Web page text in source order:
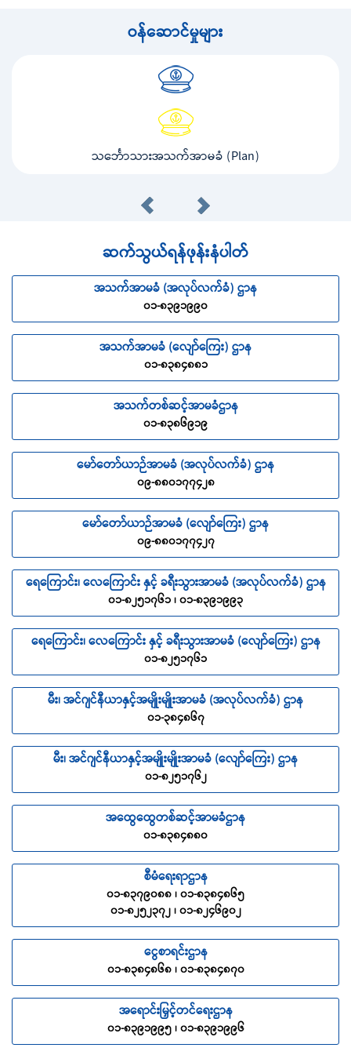
ဝန်ဆောင်မှုများ
သင်္ဘောသားအသက်အာမခံ (Plan)
ဆက်သွယ်ရန်ဖုန်းနံပါတ်
အသက်အာမခံ (အလုပ်လက်ခံ) ဌာန
၀၁-၈၃၉၁၉၉၀
အသက်အာမခံ (လျော်ကြေး) ဌာန
၀၁-၈၃၈၄၈၈၁
အသက်တစ်ဆင့်အာမခံဌာန
၀၁-၈၃၈၆၉၁၉
မော်တော်ယာဉ်အာမခံ (အလုပ်လက်ခံ) ဌာန
၀၉-၈၈၀၁၇၇၄၂၈
မော်တော်ယာဉ်အာမခံ (လျော်ကြေး) ဌာန
၀၉-၈၈၀၁၇၇၄၂၇
ရေကြောင်း၊ လေကြောင်း နှင့် ခရီးသွားအာမခံ (အလုပ်လက်ခံ) ဌာန
၀၁-၈၂၅၁၇၆၁ ၊ ၀၁-၈၃၉၁၉၉၃
ရေကြောင်း၊ လေကြောင်း နှင့် ခရီးသွားအာမခံ (လျော်ကြေး) ဌာန
၀၁-၈၂၅၁၇၆၁
မီး၊ အင်ဂျင်နီယာနှင့်အမျိုးမျိုးအာမခံ (အလုပ်လက်ခံ) ဌာန
၀၁-၃၈၄၈၆၇
မီး၊ အင်ဂျင်နီယာနှင့်အမျိုးမျိုးအာမခံ (လျော်ကြေး) ဌာန
၀၁-၈၂၅၁၇၆၂
အထွေထွေတစ်ဆင့်အာမခံဌာန
၀၁-၈၃၈၄၈၈၀
စီမံရေးရာဌာန
၀၁-၈၃၇၉၀၈၈ ၊ ၀၁-၈၃၈၄၈၆၅
၀၁-၈၂၅၂၃၇၂ ၊ ၀၁-၈၂၄၆၉၀၂
ငွေစာရင်းဌာန
၀၁-၈၃၈၄၈၆၈ ၊ ၀၁-၈၃၈၄၈၇၀
အရောင်းမြှင့်တင်ရေးဌာန
၀၁-၈၃၉၁၉၉၅ ၊ ၀၁-၈၃၉၁၉၉၆